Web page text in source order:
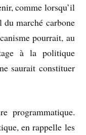
comme lorsqu’il
marché carbone
pourrait, au
à la politique
saurait constituer
programmatique.
en rappelle les